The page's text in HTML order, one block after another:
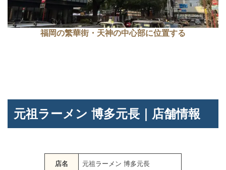
福岡の繁華街・天神の中心部に位置する
元祖ラーメン 博多元長｜店舗情報
店名 元祖ラーメン 博多元長